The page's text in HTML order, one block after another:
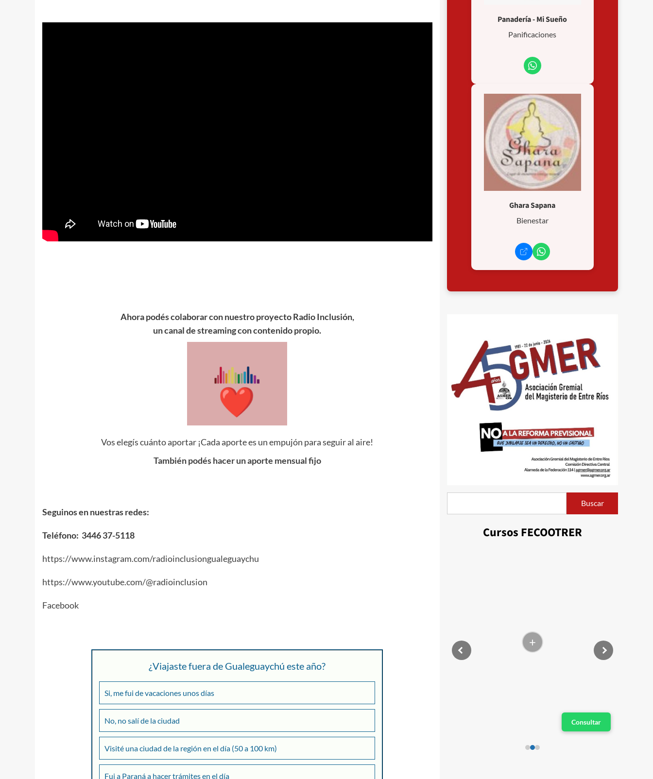
Ahora podés colaborar con nuestro proyecto Radio Inclusión,
un canal de streaming con contenido propio.
Vos elegís cuánto aportar ¡Cada aporte es un empujón para seguir al aire!
También podés hacer un aporte mensual fijo
Seguinos en nuestras redes:
Teléfono: 3446 37-5118
https://www.instagram.com/radioinclusiongualeguaychu
https://www.youtube.com/@radioinclusion
Facebook
¿Viajaste fuera de Gualeguaychú este año?
Si, me fui de vacaciones unos días
No, no salí de la ciudad
Visité una ciudad de la región en el día (50 a 100 km)
Fui a Paraná a hacer trámites en el día
Panadería - Mi Sueño
Panificaciones
Ghara Sapana
Bienestar
Buscar
Cursos FECOOTRER
+
Consultar